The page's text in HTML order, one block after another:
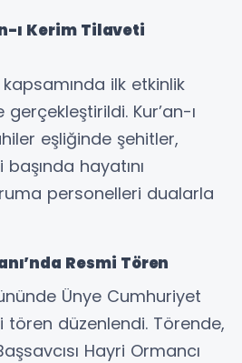
ı Kerim Tilaveti
ilk etkinlik
Kur’an-ı
eşliğinde şehitler,
hayatını
personelleri dualarla
Resmi Tören
Ünye Cumhuriyet
tören düzenlendi. Törende,
Hayri Ormancı